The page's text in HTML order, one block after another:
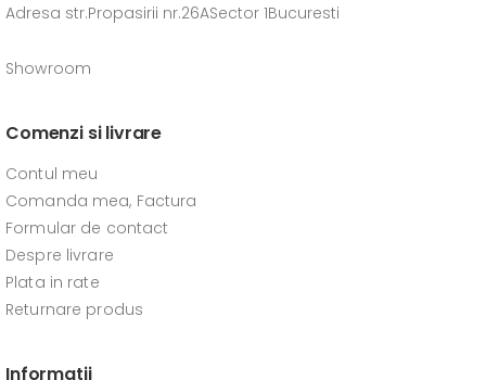
Adresa str.Propasirii nr.26ASector 1Bucuresti
Showroom
Comenzi si livrare
Contul meu
Comanda mea, Factura
Formular de contact
Despre livrare
Plata in rate
Returnare produs
Informatii